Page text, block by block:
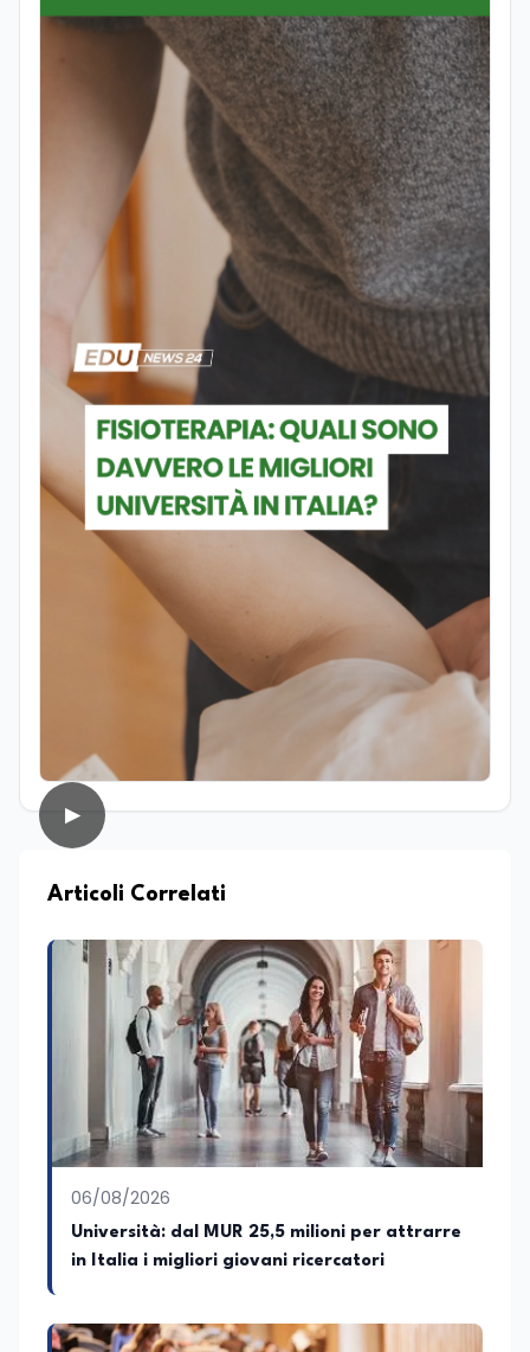
contribuito a sviluppare il suo interesse
per la scrittura, l’analisi dei testi e la
divulgazione, competenze che oggi
applica nel lavoro giornalistico e nella
produzione di contenuti. Il suo percorso
di studi si è concentrato sulle dinamiche
culturali, sui processi migratori e sul
dialogo tra società e religioni, con
particolare attenzione alla
comunicazione e alla mediazione. Da
circa dieci anni lavora nel campo della
scrittura professionale e dell’editoria
digitale. Scrive su giornali e testate
online occupandosi di informazione e
approfondimento. Ha collaborato anche
con realtà radiofoniche come speaker,
occupandosi inoltre della produzione di
contenuti per la programmazione. Nel
tempo ha realizzato articoli e contenuti
divulgativi destinati al web, collaborando
con progetti editoriali e diverse realtà.
Parallelamente si occupa di editing e
revisione testi, affiancando redazioni e
autori nella costruzione di contenuti
solidi dal punto di vista editoriale. È
autrice di un libro e appassionata di
editoria, storia e divulgazione. Su
EduNews24.it scrive articoli dedicati ad
istruzione, formazione, cultura e
cambiamenti sociali, con l’obiettivo di
offrire strumenti utili per comprendere la
realtà contemporanea.
▶
Articoli Correlati
06/08/2026
Università: dal MUR 25,5 milioni per attrarre
in Italia i migliori giovani ricercatori